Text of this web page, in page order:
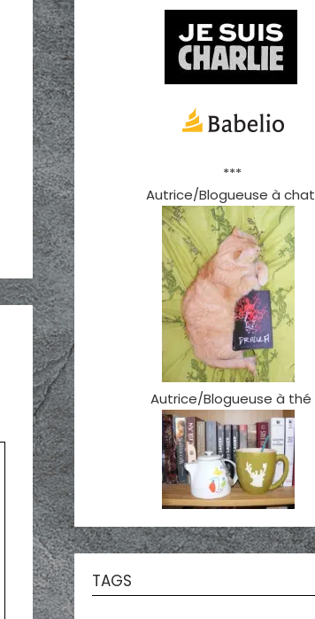
***
Autrice/Blogueuse à chat
Autrice/Blogueuse à thé
TAGS